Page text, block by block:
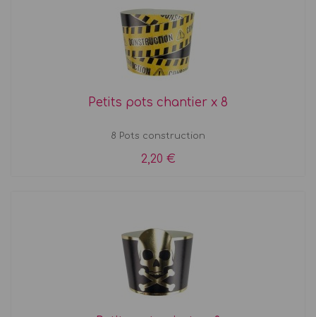
Petits pots chantier x 8
8 Pots construction
2,20 €